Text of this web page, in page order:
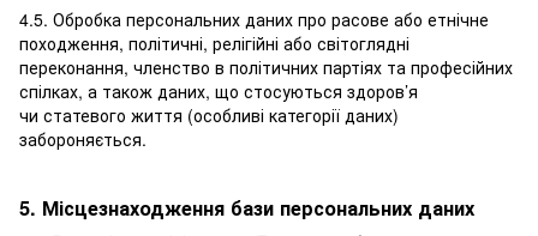
4.5. Обробка персональних даних про расове або етнічне
походження, політичні, релігійні або світоглядні
переконання, членство в політичних партіях та професійних
спілках, а також даних, що стосуються здоров’я
чи статевого життя (особливі категорії даних)
забороняється.
5. Місцезнаходження бази персональних даних